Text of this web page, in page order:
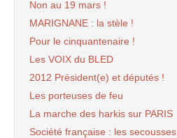
Non au 19 mars !
MARIGNANE : la stèle !
Pour le cinquantenaire !
Les VOIX du BLED
2012 Président(e) et députés !
Les porteuses de feu
La marche des harkis sur PARIS
Société française : les